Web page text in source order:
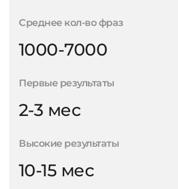
Среднее кол-во фраз
1000-7000
Первые результаты
2-3 мес
Высокие результаты
10-15 мес